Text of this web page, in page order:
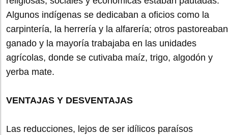
Algunos indígenas se dedicaban a oficios como la
carpintería, la herrería y la alfarería; otros pastoreaban
ganado y la mayoría trabajaba en las unidades
agrícolas, donde se cutivaba maíz, trigo, algodón y
yerba mate.
VENTAJAS Y DESVENTAJAS
Las reducciones, lejos de ser idílicos paraísos